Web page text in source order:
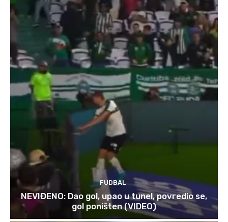
FUDBAL
NEVIĐENO: Dao gol, upao u tunel, povredio se,
gol poništen (VIDEO)